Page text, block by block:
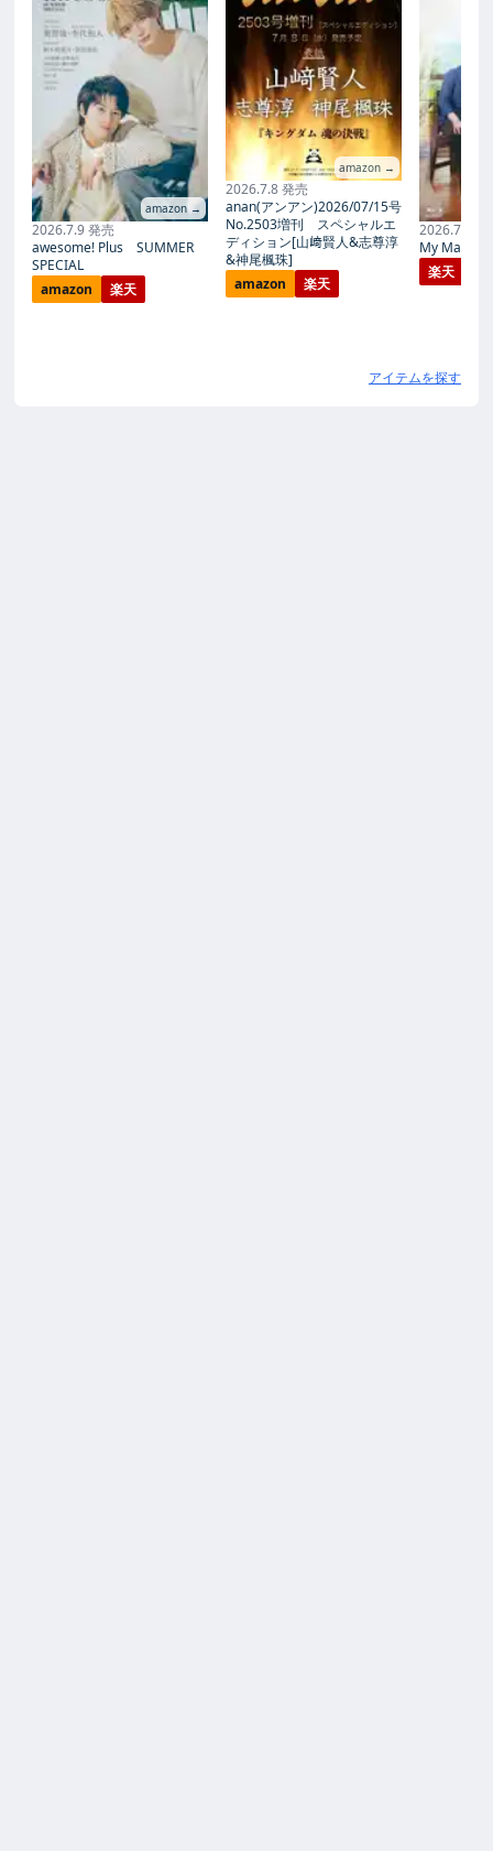
amazon →
2026.7.9 発売
awesome! Plus SUMMER
SPECIAL
amazon
楽天
amazon →
2026.7.8 発売
anan(アンアン)2026/07/15号
No.2503増刊 スペシャルエ
ディション[山﨑賢人&志尊淳
&神尾楓珠]
amazon
楽天
2026.7.27
My Magic
楽天
アイテムを探す